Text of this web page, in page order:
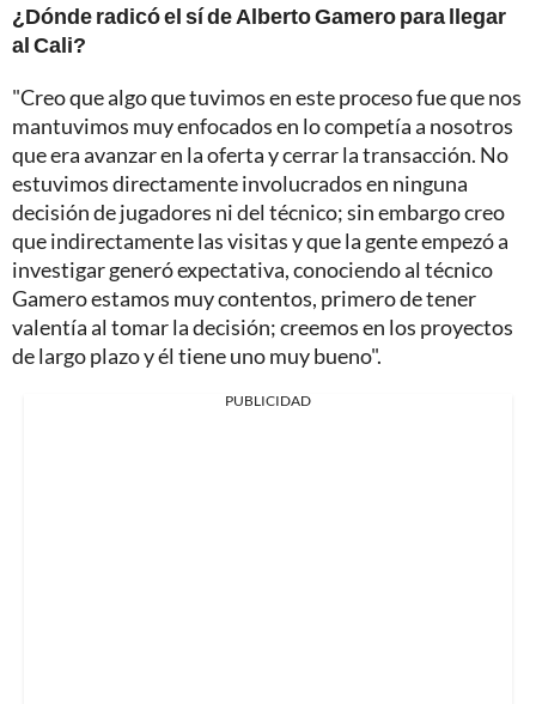
¿Dónde radicó el sí de Alberto Gamero para llegar
al Cali?
"Creo que algo que tuvimos en este proceso fue que nos
mantuvimos muy enfocados en lo competía a nosotros
que era avanzar en la oferta y cerrar la transacción. No
estuvimos directamente involucrados en ninguna
decisión de jugadores ni del técnico; sin embargo creo
que indirectamente las visitas y que la gente empezó a
investigar generó expectativa, conociendo al técnico
Gamero estamos muy contentos, primero de tener
valentía al tomar la decisión; creemos en los proyectos
de largo plazo y él tiene uno muy bueno".
PUBLICIDAD